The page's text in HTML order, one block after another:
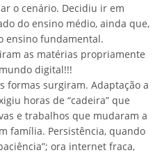
o cenário. Decidiu ir em
do ensino médio, ainda que,
ensino fundamental.
as matérias propriamente
digital!!!
formas surgiram. Adaptação a
horas de “cadeira” que
e trabalhos que mudaram a
família. Persistência, quando
ora internet fraca,